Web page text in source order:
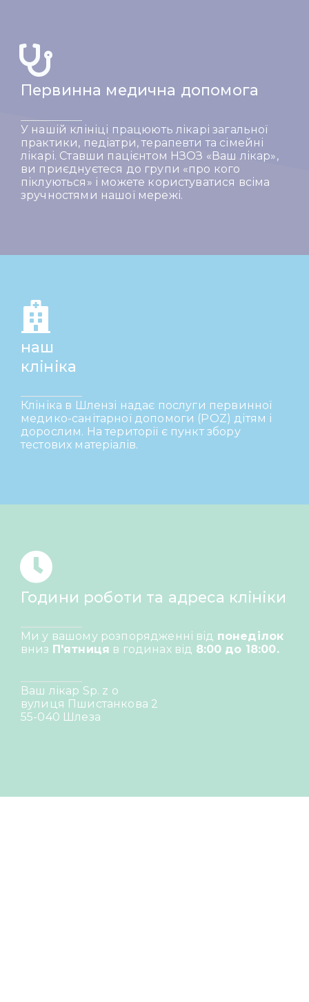
Первинна медична допомога
У нашій клініці працюють лікарі загальної
практики, педіатри, терапевти та сімейні
лікарі. Ставши пацієнтом НЗОЗ «Ваш лікар»,
ви приєднуєтеся до групи «про кого
піклуються» і можете користуватися всіма
зручностями нашої мережі.
наш
клініка
Клініка в Шлензі надає послуги первинної
медико-санітарної допомоги (POZ) дітям і
дорослим. На території є пункт збору
тестових матеріалів.
Години роботи та адреса клініки
Ми у вашому розпорядженні від понеділок
вниз П'ятниця в годинах від 8:00 до 18:00.
Ваш лікар Sp. z o
вулиця Пшистанкова 2
55-040 Шлеза